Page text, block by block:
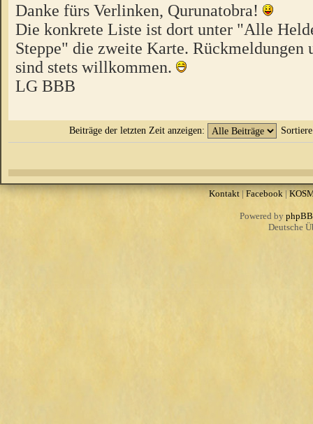
Danke fürs Verlinken, Qurunatobra!
Die konkrete Liste ist dort unter "Alle
Steppe" die zweite Karte. Rückmeldungen
sind stets willkommen.
LG BBB
Beiträge der letzten Zeit anzeigen:
Kontakt|Facebook|
Powered by phpBB
Deutsche